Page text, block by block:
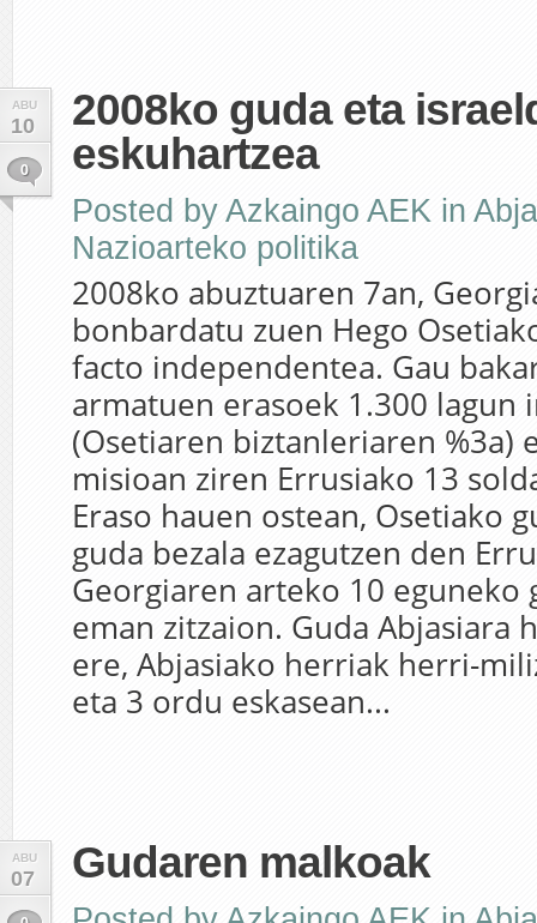
ABU
10
0
2008ko guda eta
eskuhartzea
Posted byAzkaingo AEK in
Nazioarteko politika
2008ko abuztuaren 7an,
bonbardatu zuen Hego
facto independentea. Gau
armatuen erasoek 1.300 lagun
(Osetiaren biztanleriaren %3a)
misioan ziren Errusiako 13
Eraso hauen ostean, Osetiako
guda bezala ezagutzen den
Georgiaren arteko 10 eguneko
eman zitzaion. Guda Abjasiara
ere, Abjasiako herriak herri-
eta 3 ordu eskasean...
ABU
07 Gudaren malkoak